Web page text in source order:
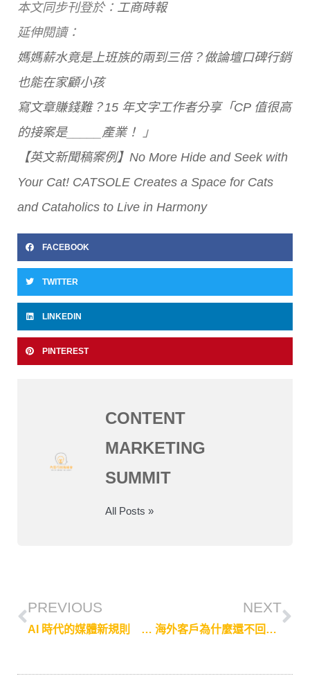
本文同步刊登於： 工商時報
延伸閱讀：
媽媽薪水竟是上班族的兩到三倍？做論壇口碑行銷
也能在家顧小孩
寫文章賺錢難？15 年文字工作者分享「CP 值很高
的接案是_____產業！
」
【英文新聞稿案例】No More Hide and Seek with
Your Cat! CATSOLE Creates a Space for Cats
and Cataholics to Live in Harmony
FACEBOOK
TWITTER
LINKEDIN
PINTEREST
CONTENT
MARKETING
SUMMIT
All Posts »
PREVIOUS
AI 時代的媒體新規則 張瑋容揭品牌曝光關鍵
NEXT
海外客戶為什麼還不回信？企業必懂LinkedIn與媒體攻略